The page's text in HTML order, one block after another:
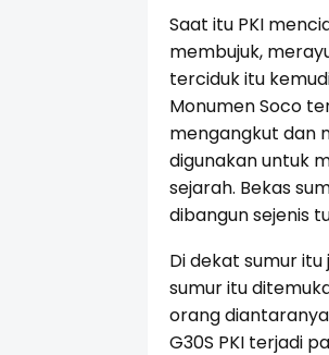
Saat itu PKI
membujuk,
terciduk itu
Monumen Soco
mengangkut dan
digunakan untuk
sejarah. Bekas
dibangun sejenis
Di dekat sumur
sumur itu
orang
G30S PKI terjadi